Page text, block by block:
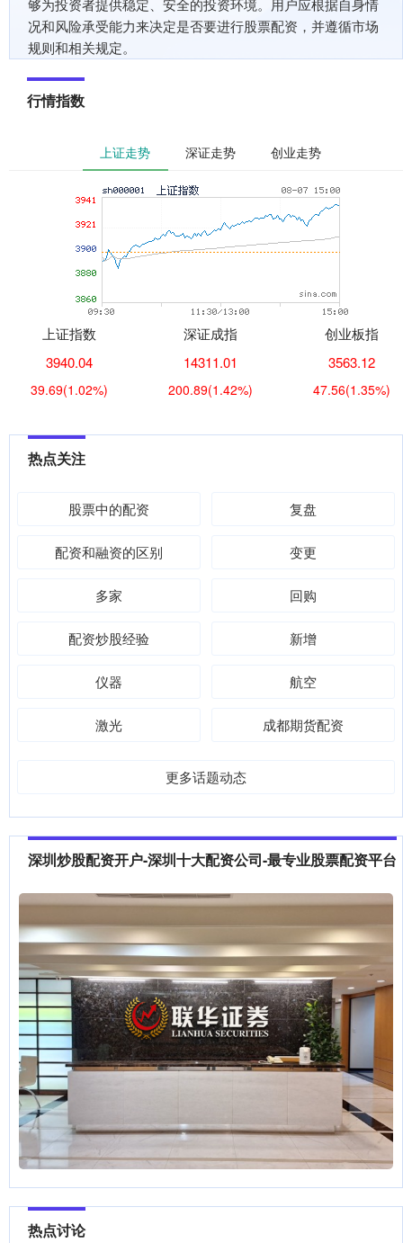
够为投资者提供稳定、安全的投资环境。用户应根据自身情
况和风险承受能力来决定是否要进行股票配资，并遵循市场
规则和相关规定。
行情指数
上证走势 深证走势 创业走势
上证指数
3940.04
39.69(1.02%)
深证成指
14311.01
200.89(1.42%)
创业板指
3563.12
47.56(1.35%)
热点关注
股票中的配资 复盘
配资和融资的区别 变更
多家 回购
配资炒股经验 新增
仪器 航空
激光 成都期货配资
更多话题动态
深圳炒股配资开户-深圳十大配资公司-最专业股票配资平台
热点讨论